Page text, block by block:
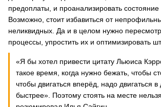
предоплаты, и проанализировать состояние
Возможно, стоит избавиться от
неликвидных. Да и в целом нужно
процессы, упростить их и оптимизировать
«Я бы хотел привести цитату Льюиса
такое время, когда нужно бежать, чтобы
чтобы двигаться вперёд, надо двигаться в
быстрее». Поэтому стоять на месте